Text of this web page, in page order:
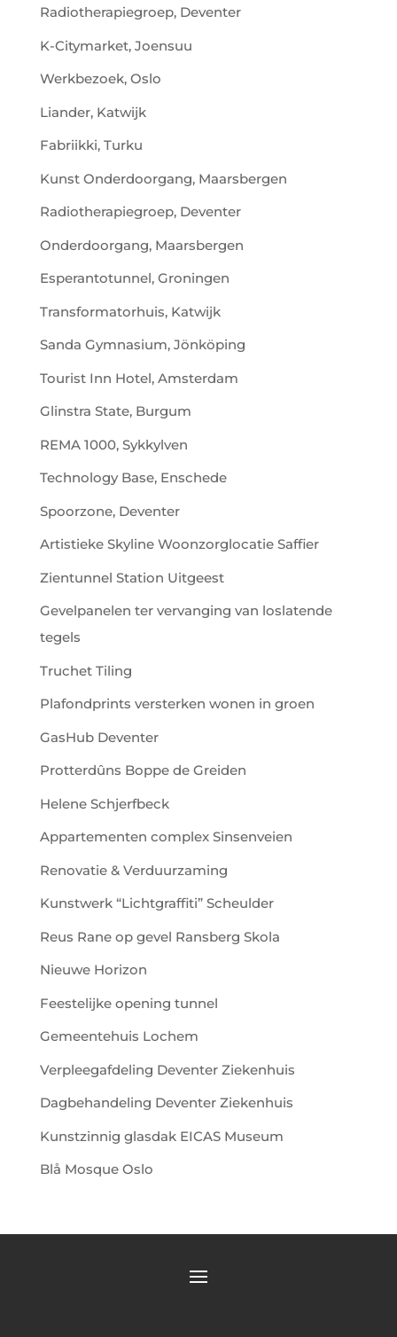
Radiotherapiegroep, Deventer
K-Citymarket, Joensuu
Werkbezoek, Oslo
Liander, Katwijk
Fabriikki, Turku
Kunst Onderdoorgang, Maarsbergen
Radiotherapiegroep, Deventer
Onderdoorgang, Maarsbergen
Esperantotunnel, Groningen
Transformatorhuis, Katwijk
Sanda Gymnasium, Jönköping
Tourist Inn Hotel, Amsterdam
Glinstra State, Burgum
REMA 1000, Sykkylven
Technology Base, Enschede
Spoorzone, Deventer
Artistieke Skyline Woonzorglocatie Saffier
Zientunnel Station Uitgeest
Gevelpanelen ter vervanging van loslatende
tegels
Truchet Tiling
Plafondprints versterken wonen in groen
GasHub Deventer
Protterdûns Boppe de Greiden
Helene Schjerfbeck
Appartementen complex Sinsenveien
Renovatie & Verduurzaming
Kunstwerk “Lichtgraffiti” Scheulder
Reus Rane op gevel Ransberg Skola
Nieuwe Horizon
Feestelijke opening tunnel
Gemeentehuis Lochem
Verpleegafdeling Deventer Ziekenhuis
Dagbehandeling Deventer Ziekenhuis
Kunstzinnig glasdak EICAS Museum
Blå Mosque Oslo